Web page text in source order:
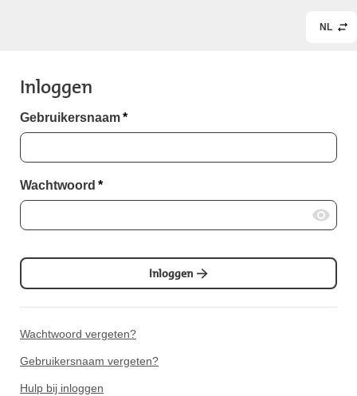
NL
Inloggen
Gebruikersnaam*
Wachtwoord *
Inloggen
Wachtwoord vergeten?
Gebruikersnaam vergeten?
Hulp bij inloggen